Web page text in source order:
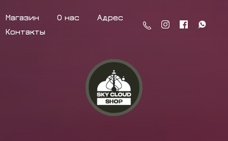
Магазин О нас
Адрес
Контакты